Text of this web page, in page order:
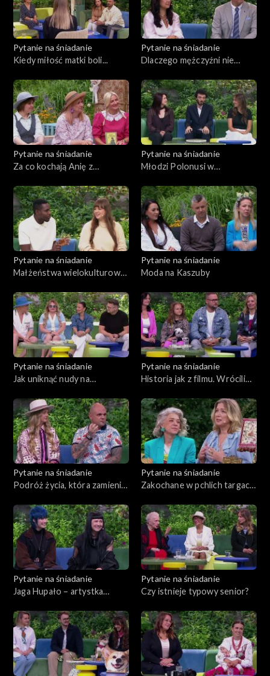
Pytanie na śniadanie
Kiedy miłość matki boli...
Pytanie na śniadanie
Dlaczego mężczyźni nie
dzieci?
Pytanie na śniadanie
Za co kochają Anię z
Pytanie na śniadanie
Młodzi Polonusi w
Pytanie na śniadanie
Małżeństwa wielokulturowe
Pytanie na śniadanie
Moda na Kaszuby
Pytanie na śniadanie
Jak uniknąć nudy na
Pytanie na śniadanie
Historia jak z filmu. Wrócili
Pytanie na śniadanie
Podróż życia, która zamieniła
go leiszmaniozą
Pytanie na śniadanie
Zakochane w pchlich targach.
najpiękniejsze z nich w
Europie?
Pytanie na śniadanie
Jaga Hupało – artystka
Pytanie na śniadanie
Czy istnieje typowy senior?